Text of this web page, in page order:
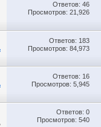
Ответов: 46
Просмотров: 21,926
Ответов: 183
Просмотров: 84,973
Ответов: 16
Просмотров: 5,945
Ответов: 0
Просмотров: 540